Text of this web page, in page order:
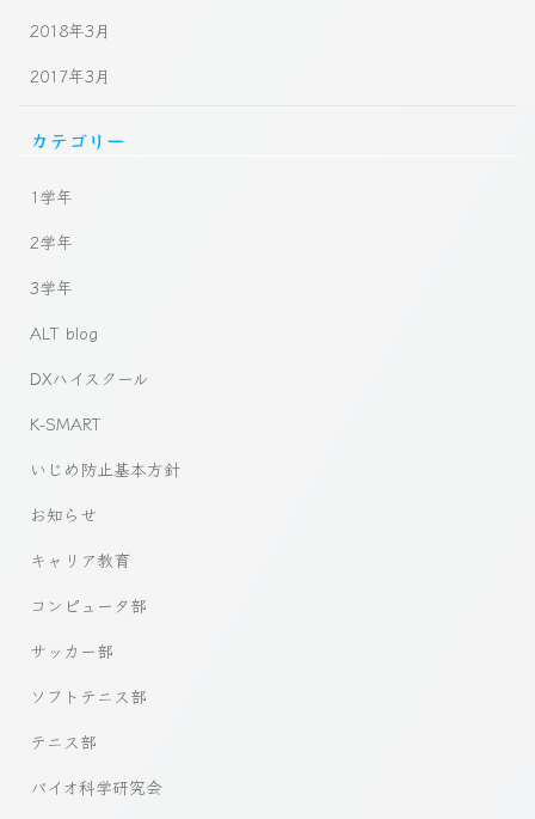
2018年3月
2017年3月
カテゴリー
1学年
2学年
3学年
ALT blog
DXハイスクール
K-SMART
いじめ防止基本方針
お知らせ
キャリア教育
コンピュータ部
サッカー部
ソフトテニス部
テニス部
バイオ科学研究会